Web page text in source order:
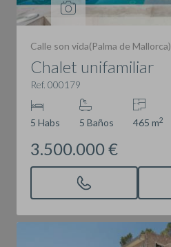
Calle son vida(Palma de Mallorca)
Chalet unifamiliar
Ref. 000179
5 Habs 5 Baños 465 m2
3.500.000 €